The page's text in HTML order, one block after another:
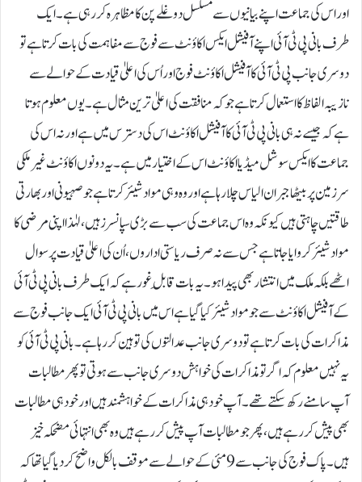
اور اس کی جماعت اپنے بیانیوں سے مسلسل دوغلے پن کا مظاہرہ کررہی ہے۔ ایک
طرف بانی پی ٹی آئی اپنے آفیشل ایکس اکاؤنٹ سے فوج سے مفاہمت کی بات کرتا ہے تو
دوسری جانب پی ٹی آئی کا آفیشل اکاؤنٹ فوج اور اُس کی اعلیٰ قیادت کے حوالے سے
نازیبہ الفاظ کا استعمال کرتا ہے جو کہ منافقت کی اعلیٰ ترین مثال ہے۔ یوں معلوم ہوتا
ہے کہ جیسے نہ ہی بانی پی ٹی آئی کا آفیشل اکاؤنٹ اس کی دسترس میں ہے اور نہ اس کی
جماعت کا ایکس سوشل میڈیا اکاؤنٹ اس کے اختیار میں ہے۔ یہ دونوں اکاؤنٹ غیرملکی
سرزمین پر بیٹھا جبران الیاس چلا رہا ہے اور وہ وہی مواد شیئر کرتا ہے جو صہیونی اور بھارتی
طاقتیں چاہتی ہیں کیونکہ وہ اس جماعت کی سب سے بڑی سپانسرز ہیں، لہٰذا اپنی مرضی کا
مواد شیئر کروایا جاتا ہے جس سے نہ صرف ریاستی اداروں، اُن کی اعلیٰ قیادت پر سوال
اٹھے بلکہ ملک میں انتشار بھی پیدا ہو۔ یہ بات قابلِ غور ہے کہ ایک طرف بانی پی ٹی آئی
کے آفیشل اکاؤنٹ سے جو مواد شیئر کیا گیا ہے اس میں بانی پی ٹی آئی ایک جانب فوج سے
مذاکرات کی بات کرتا ہے تو دوسری جانب عدالتوں کی توہین کررہا ہے۔بانی پی ٹی آئی کو
یہ نہیں معلوم کہ اگر تو مذاکرات کی خواہش دوسری جانب سے ہوتی تو پھر مطالبات
آپ سامنے رکھ سکتے تھے۔ آپ خود ہی مذاکرات کے خواہشمند ہیں اور خود ہی مطالبات
بھی پیش کر رہے ہیں، پھر جو مطالبات آپ پیش کر رہے ہیں وہ بھی انتہائی مضحکہ خیز
ہیں۔ پاک فوج کی جانب سے 9مئی کے حوالے سے موقف بالکل واضح کر دیا گیا تھا کہ